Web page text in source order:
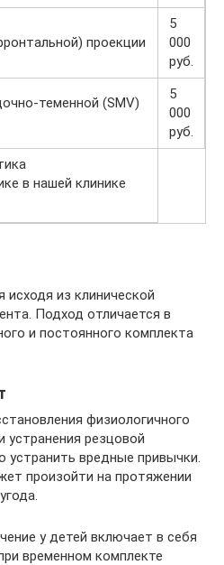
проекции
5
000
руб.
теменной (SMV)
5
000
руб.
в нашей клинике
исходя из клинической
Подход отличается в
и постоянного комплекта
физиологичного
устранения резцовой
вредные привычки.
произойти на протяжении
у детей включает в себя
временном комплекте